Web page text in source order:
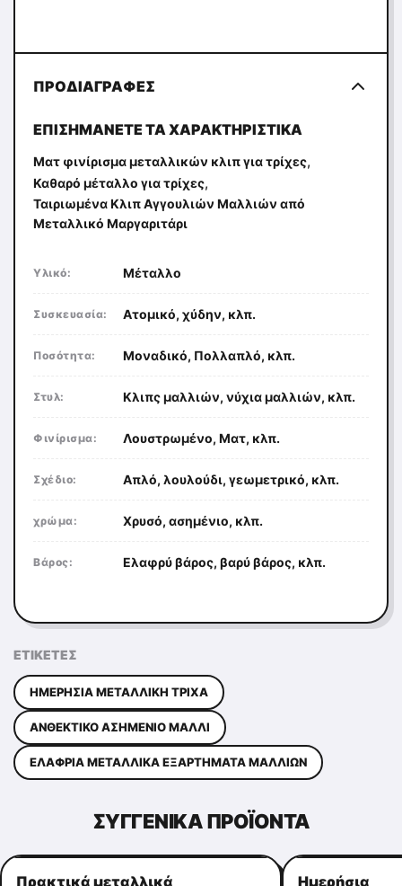
ΠΡΟΔΙΑΓΡΑΦΈΣ
ΕΠΙΣΗΜΆΝΕΤΕ ΤΑ ΧΑΡΑΚΤΗΡΙΣΤΙΚΆ
Ματ φινίρισμα μεταλλικών κλιπ για τρίχες,
Καθαρό μέταλλο για τρίχες,
Ταιριωμένα Κλιπ Αγγουλιών Μαλλιών από
Μεταλλικό Μαργαριτάρι
Υλικό: Μέταλλο
Συσκευασία: Ατομικό, χύδην, κλπ.
Ποσότητα: Μοναδικό, Πολλαπλό, κλπ.
Στυλ: Κλιπς μαλλιών, νύχια μαλλιών, κλπ.
Φινίρισμα: Λουστρωμένο, Ματ, κλπ.
Σχέδιο: Απλό, λουλούδι, γεωμετρικό, κλπ.
χρώμα: Χρυσό, ασημένιο, κλπ.
Βάρος: Ελαφρύ βάρος, βαρύ βάρος, κλπ.
ΕΤΙΚΈΤΕΣ
ΗΜΕΡΉΣΙΑ ΜΕΤΑΛΛΙΚΉ ΤΡΊΧΑ
ΑΝΘΕΚΤΙΚΌ ΑΣΗΜΈΝΙΟ ΜΑΛΛΊ
ΕΛΑΦΡΙΆ ΜΕΤΑΛΛΙΚΆ ΕΞΑΡΤΉΜΑΤΑ ΜΑΛΛΙΏΝ
ΣΥΓΓΕΝΙΚΆ ΠΡΟΪΌΝΤΑ
Πρακτικά μεταλλικά
Ημερήσια